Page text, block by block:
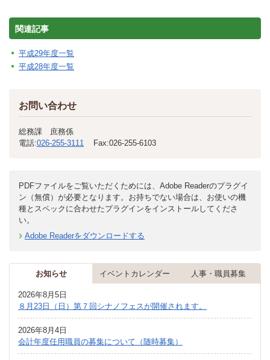
関連記事
平成29年度一覧
平成28年度一覧
お問い合わせ
総務課 庶務係
電話:026-255-3111 Fax:026-255-6103
PDFファイルをご覧いただくためには、Adobe Readerのプラグイ
ン（無償）が必要となります。お持ちでない場合は、お使いの機
種とスペックに合わせたプラグインをインストールしてくださ
い。
Adobe Readerをダウンロードする
お知らせ イベントカレンダー 人事・職員募集
2026年8月5日
８月23日（日）第７回シナノフェスが開催されます。
2026年8月4日
会計年度任用職員の募集について（随時募集）